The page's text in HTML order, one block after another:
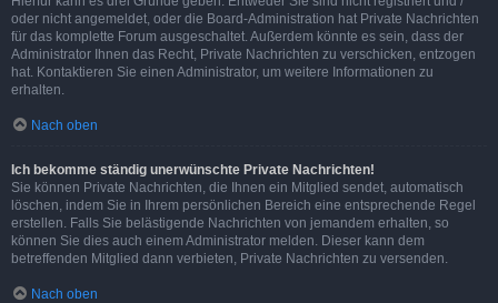
oder nicht angemeldet, oder die Board-Administration hat Private Nachrichten
für das komplette Forum ausgeschaltet. Außerdem könnte es sein, dass der
Administrator Ihnen das Recht, Private Nachrichten zu verschicken, entzogen
hat. Kontaktieren Sie einen Administrator, um weitere Informationen zu
erhalten.
Nach oben
Ich bekomme ständig unerwünschte Private Nachrichten!
Sie können Private Nachrichten, die Ihnen ein Mitglied sendet, automatisch
löschen, indem Sie in Ihrem persönlichen Bereich eine entsprechende Regel
erstellen. Falls Sie belästigende Nachrichten von jemandem erhalten, so
können Sie dies auch einem Administrator melden. Dieser kann dem
betreffenden Mitglied dann verbieten, Private Nachrichten zu versenden.
Nach oben